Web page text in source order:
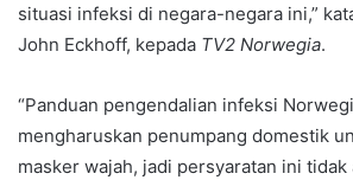
situasi infeksi di negara-negara ini,”
John Eckhoff, kepada TV2 Norwegia.
“Panduan pengendalian infeksi
mengharuskan penumpang domestik
masker wajah, jadi persyaratan ini